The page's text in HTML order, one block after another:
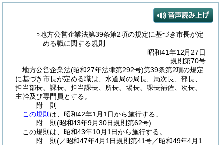
○地方公営企業法第39条第2項の規定に基づき市長が定
める職に関する規則
昭和41年12月27日
規則第70号
地方公営企業法(昭和27年法律第292号)第39条第2項の規定
に基づき市長が定める職は、水道局の局長、局次長、部長、
担当部長、課長、担当課長、所長、場長、課長補佐、次長、
主幹及び専門員とする。
附 則
この規則 は、昭和42年1月1日から施行する。
附 則(昭和43年9月30日規則第62号)
この規則は、昭和43年10月1日から施行する。
附 則(／昭和47年4月1日規則第41号／昭和49年4月1